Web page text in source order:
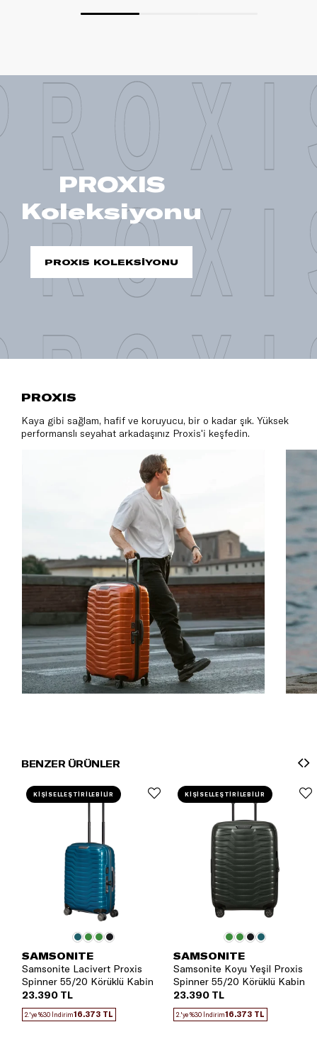
PROXIS
Koleksiyonu
PROXIS KOLEKSİYONU
PROXIS
Kaya gibi sağlam, hafif ve koruyucu, bir o kadar şık. Yüksek
performanslı seyahat arkadaşınız Proxis'i keşfedin.
BENZER ÜRÜNLER
SAMSONITE
Samsonite Lacivert Proxis
Spinner 55/20 Körüklü Kabin
Boy Valiz
23.390 TL
2.'ye %30 İndirim16.373 TL
KİŞİSELLEŞTİRİLEBİLİR
SAMSONITE
Samsonite Koyu Yeşil Proxis
Spinner 55/20 Körüklü Kabin
Boy Valiz
23.390 TL
2.'ye %30 İndirim16.373 TL
KİŞİSELLEŞTİRİLEBİLİR